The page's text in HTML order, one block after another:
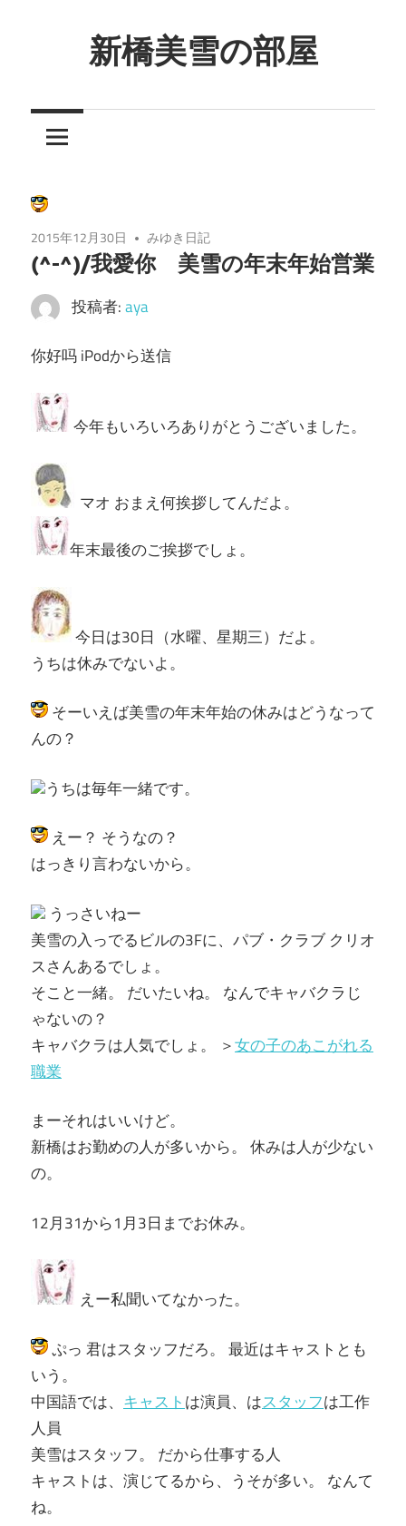
ツ
キ
プ
新橋美雪の部屋
ん
と
し
た
癒
し
の
空
2015年12月30日 みゆき日記
(^-^)/我愛你 美雪の年末年始営業
投稿者:aya
你好吗 iPodから送信
今年もいろいろありがとうございました。
マオ おまえ何挨拶してんだよ。
年末最後のご挨拶でしょ。
今日は30日（水曜、星期三）だよ。
うちは休みでないよ。
そーいえば美雪の年末年始の休みはどうなって
んの？
うちは毎年一緒です。
えー？ そうなの？
はっきり言わないから。
うっさいねー
美雪の入っでるビルの3Fに、パブ・クラブ クリオ
スさんあるでしょ。
そこと一緒。 だいたいね。 なんでキャバクラじ
ゃないの？
キャバクラは人気でしょ。 ＞女の子のあこがれる
職業
まーそれはいいけど。
新橋はお勤めの人が多いから。 休みは人が少ない
の。
12月31から1月3日までお休み。
えー私聞いてなかった。
ぷっ 君はスタッフだろ。 最近はキャストとも
いう。
中国語では、 キャストは演員、はスタッフは工作
人員
美雪はスタッフ。 だから仕事する人
キャストは、演じてるから、うそが多い。 なんて
ね。